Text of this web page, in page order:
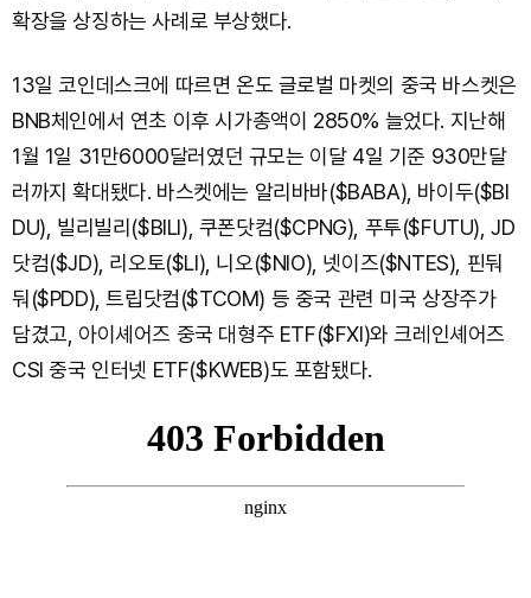
확장을 상징하는 사례로 부상했다.
13일 코인데스크에 따르면 온도 글로벌 마켓의 중국 바스켓은
BNB체인에서 연초 이후 시가총액이 2850% 늘었다. 지난해
1월 1일 31만6000달러였던 규모는 이달 4일 기준 930만달
러까지 확대됐다. 바스켓에는 알리바바($BABA), 바이두($BI
DU), 빌리빌리($BILI), 쿠폰닷컴($CPNG), 푸투($FUTU), JD
닷컴($JD), 리오토($LI), 니오($NIO), 넷이즈($NTES), 핀둬
둬($PDD), 트립닷컴($TCOM) 등 중국 관련 미국 상장주가
담겼고, 아이셰어즈 중국 대형주 ETF($FXI)와 크레인셰어즈
CSI 중국 인터넷 ETF($KWEB)도 포함됐다.